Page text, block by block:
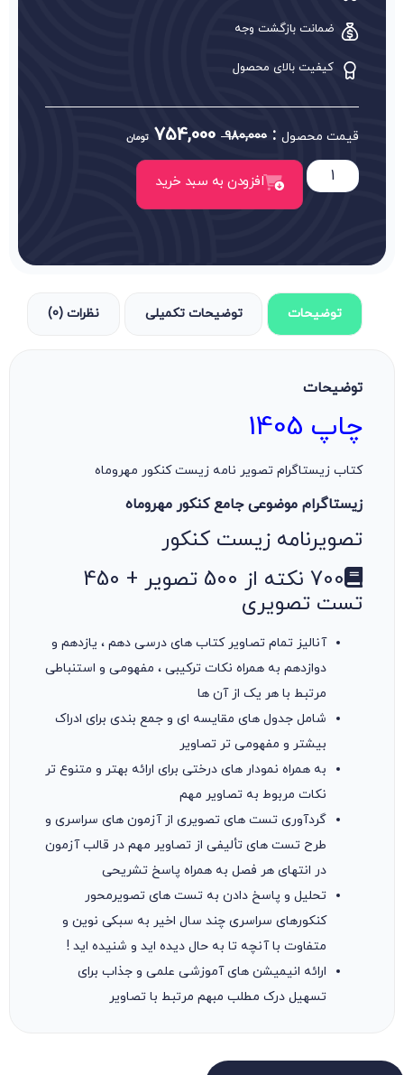
ضمانت بازگشت وجه
کیفیت بالای محصول
قیمت محصول :
980,000
754,000 تومان
افزودن به سبد خرید
توضیحات توضیحات تکمیلی نظرات (0)
توضیحات
چاپ 1405
کتاب زیستاگرام تصویر نامه زیست کنکور مهروماه
زیستاگرام موضوعی جامع کنکور مهروماه
تصویرنامه زیست کنکور
700 نکته از 500 تصویر + 450
تست تصویری
آنالیز تمام تصاویر کتاب های درسی دهم ، یازدهم و
دوازدهم به همراه نکات ترکیبی ، مفهومی و استنباطی
مرتبط با هر یک از آن ها
شامل جدول های مقایسه ای و جمع بندی برای ادراک
بیشتر و مفهومی تر تصاویر
به همراه نمودار های درختی برای ارائه بهتر و متنوع تر
نکات مربوط به تصاویر مهم
گردآوری تست های تصویری از آزمون های سراسری و
طرح تست های تألیفی از تصاویر مهم در قالب آزمون
در انتهای هر فصل به همراه پاسخ تشریحی
تحلیل و پاسخ دادن به تست های تصویرمحور
کنکورهای سراسری چند سال اخیر به سبکی نوین و
متفاوت با آنچه تا به حال دیده اید و شنیده اید !
ارائه انیمیشن های آموزشی علمی و جذاب برای
تسهیل درک مطلب مبهم مرتبط با تصاویر